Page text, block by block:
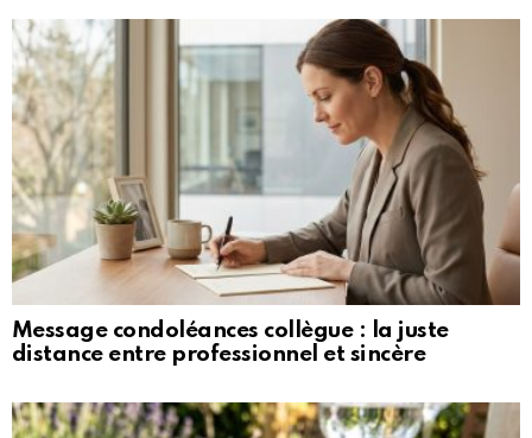
Message condoléances collègue : la juste
distance entre professionnel et sincère